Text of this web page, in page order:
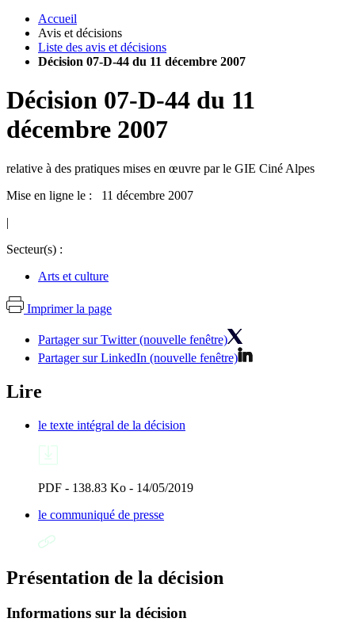
Accueil
Avis et décisions
Liste des avis et décisions
Décision 07-D-44 du 11 décembre 2007
Décision 07-D-44 du 11
décembre 2007
relative à des pratiques mises en œuvre par le GIE Ciné Alpes
Mise en ligne le : 11 décembre 2007
|
Secteur(s) :
Arts et culture
Imprimer la page
Partager sur Twitter (nouvelle fenêtre)
Partager sur LinkedIn (nouvelle fenêtre)
Lire
le texte intégral de la décision
PDF - 138.83 Ko - 14/05/2019
le communiqué de presse
Présentation de la décision
Informations sur la décision